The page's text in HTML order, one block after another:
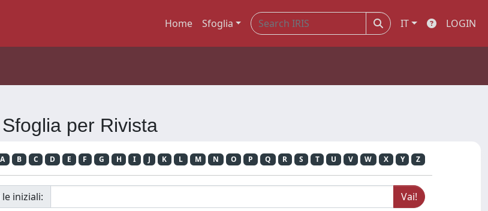
Home Sfoglia IT LOGIN
Sfoglia per Rivista
A B C D E F G H I J K L M N O P Q R S T U V W X Y Z
iniziali: